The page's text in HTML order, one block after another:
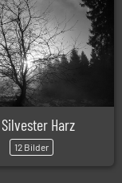
Silvester Harz
12 Bilder